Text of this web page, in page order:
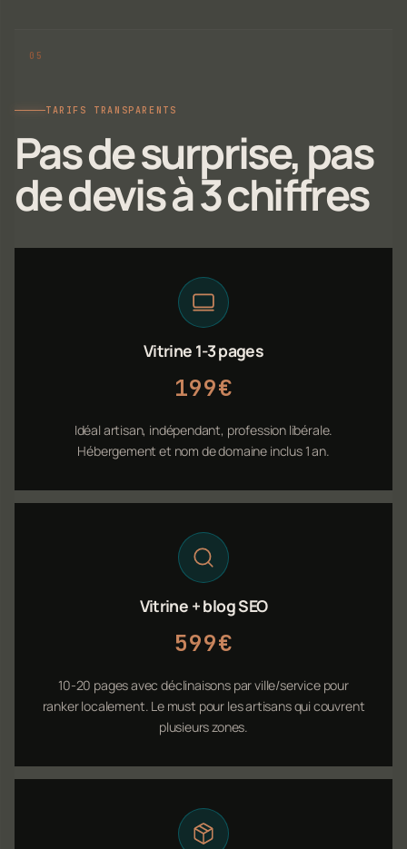
TARIFS TRANSPARENTS
Pas de surprise, pas
de devis à 3 chiffres
Vitrine 1-3 pages
199€
Idéal artisan, indépendant, profession libérale.
Hébergement et nom de domaine inclus 1 an.
Vitrine + blog SEO
599€
10-20 pages avec déclinaisons par ville/service pour
ranker localement. Le must pour les artisans qui couvrent
plusieurs zones.